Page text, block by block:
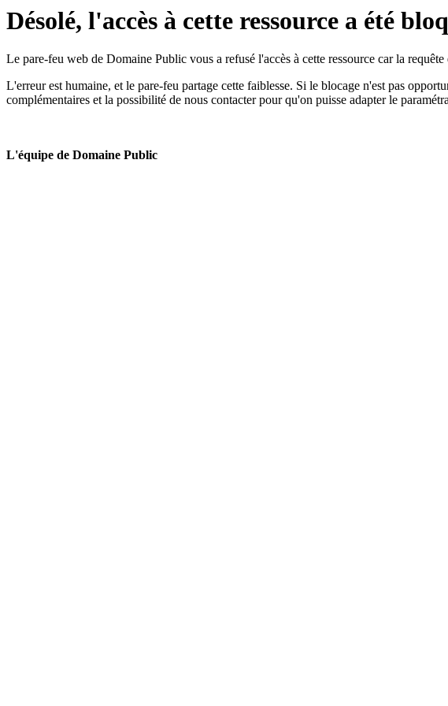
Désolé, l'accès à cette ressource a été
Le pare-feu web de Domaine Public vous a refusé l'accès à cette ressource car la
L'erreur est humaine, et le pare-feu partage cette faiblesse. Si le blocage n'est pas
complémentaires et la possibilité de nous contacter pour qu'on puisse adapter le
L'équipe de Domaine Public